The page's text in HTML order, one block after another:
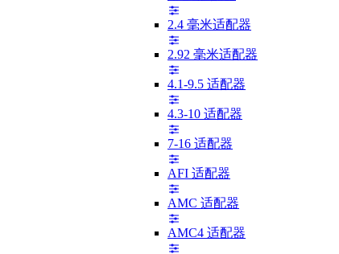
2.4 毫米适配器
2.92 毫米适配器
4.1-9.5 适配器
4.3-10 适配器
7-16 适配器
AFI 适配器
AMC 适配器
AMC4 适配器